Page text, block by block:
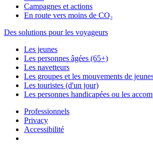
Campagnes et actions
En route vers moins de CO₂
Des solutions pour les voyageurs
Les jeunes
Les personnes âgées (65+)
Les navetteurs
Les groupes et les mouvements de
Les touristes (d'un jour)
Les personnes handicapées ou les
Professionnels
Privacy
Accessibilité